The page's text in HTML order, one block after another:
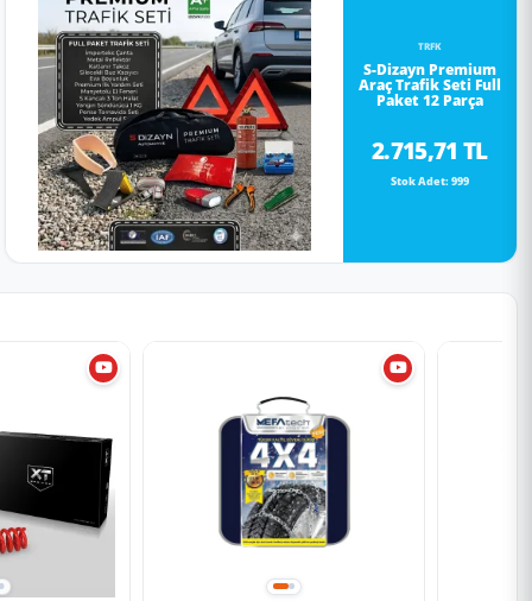
TRFK
S-Dizayn Premium
Araç Trafik Seti Full
Paket 12 Parça
2.715,71 TL
Stok Adet: 999